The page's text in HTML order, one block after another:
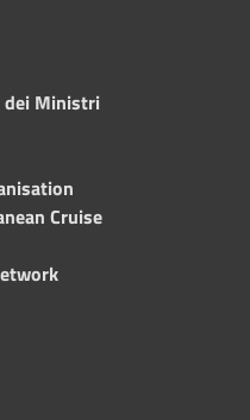
dei Ministri
Cruise